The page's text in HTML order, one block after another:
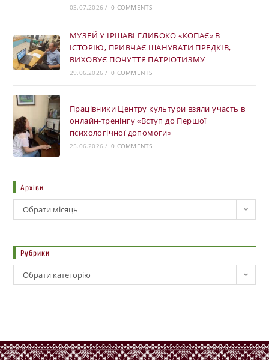
03.07.2026 / 0 COMMENTS
МУЗЕЙ У ІРШАВІ ГЛИБОКО «КОПАЄ» В
ІСТОРІЮ, ПРИВЧАЄ ШАНУВАТИ ПРЕДКІВ,
ВИХОВУЄ ПОЧУТТЯ ПАТРІОТИЗМУ
29.06.2026 / 0 COMMENTS
Працівники Центру культури взяли участь в
онлайн-тренінгу «Вступ до Першої
психологічної допомоги»
25.06.2026 / 0 COMMENTS
Архіви
Обрати місяць
Рубрики
Обрати категорію